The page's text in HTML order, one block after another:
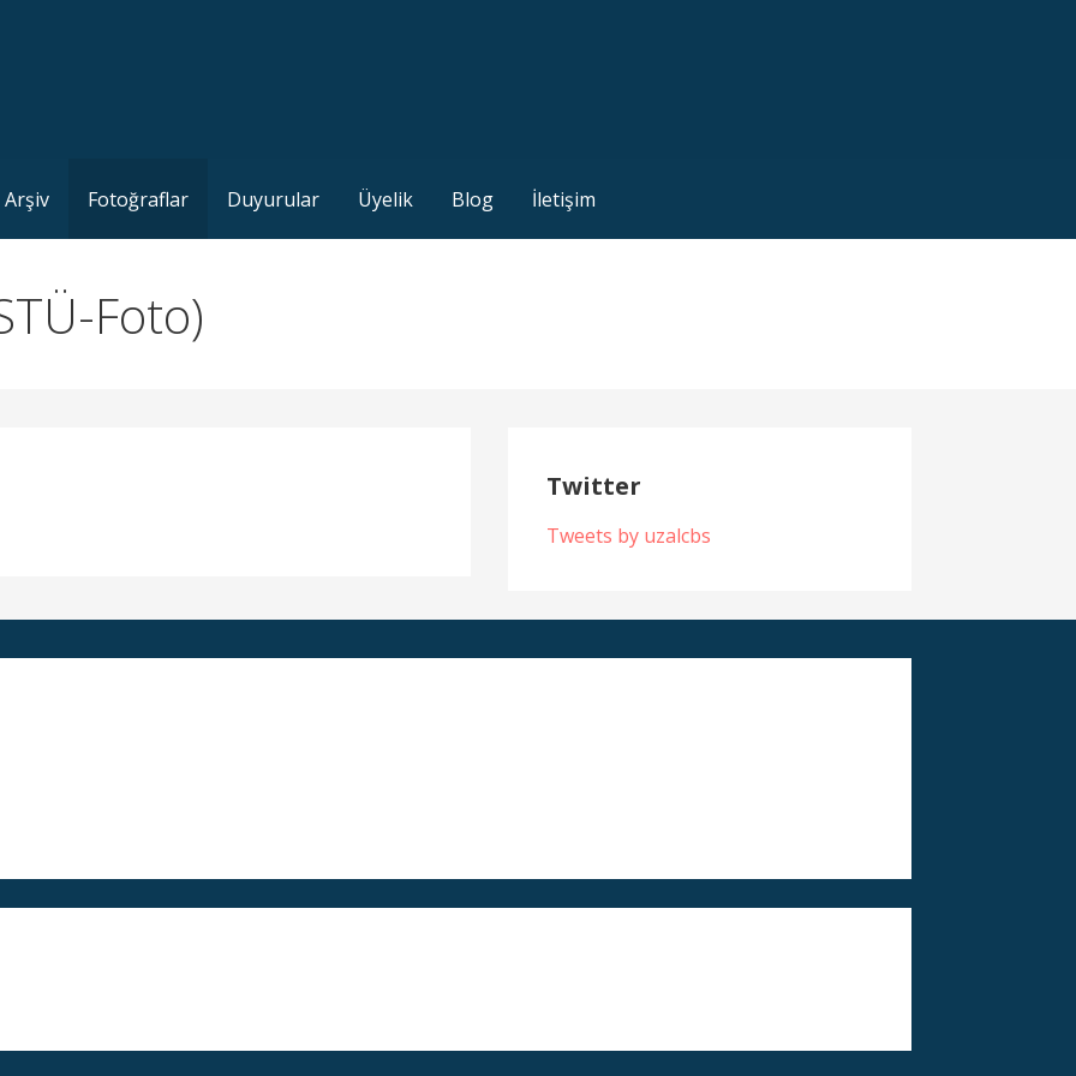
Arşiv Fotoğraflar Duyurular Üyelik Blog İletişim
Foto)
Twitter
Tweets by uzalcbs